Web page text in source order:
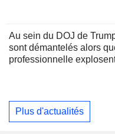
Au sein du DOJ de
sont démantelés alors
professionnelle
Plus d'actualités